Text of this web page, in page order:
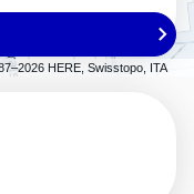
HERE, Swisstopo, ITA